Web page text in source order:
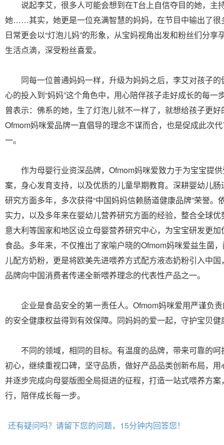
说起李艾，很多人可能会想到在T台上自信夺目的她，主
她……其实，她更是一位充满智慧的妈妈，在节目中输出了很
日常更会以“灯泡儿妈”的形象，从宝妈视角出发和粉丝们分享
生活点滴，深受粉丝喜爱。
同每一位普通妈妈一样，升级为妈妈之后，李艾对孩子的
心的投入到“妈妈”这个角色中，用心陪伴孩子走好成长的每一
曾表示：佛系的她，生了灯泡儿就不一样了，就想给孩子更
Ofmom妈咪爱品牌一直倡导的理念不谋而合，也是促成此次
一。
作为母婴行业资深品牌，Ofmom妈咪爱致力于为宝宝提供
案，身心发育支持，以及优质的儿童早期教育。深耕婴幼儿
研究方面多年，多次获得“中国妈妈信赖肠道健康品牌”荣誉。
实力，以及多年来在婴幼儿营养研究方面的经验，整合全球
意大利等国家和地区设立母婴营养研究中心，为宝宝研发更
食品。多年来，不仅推出了家喻户晓的Ofmom妈咪爱益生菌
儿配方奶粉，更是将欧美先进喂养方式配方液态奶粉引入中
品牌向中国消费者传递全新喂养理念的代表性产品之一。
企业是食品安全的第一责任人。Ofmom妈咪爱用严谨负责
的安全健康权益得到有效保障。同妈妈的爱一起，守护宝贝健
不同的领域，相同的目标。有温度的品牌，带来可靠的呵
初心，继续重视口碑，坚守品质，做好产品品类创新布局，
并逐步完成向母婴版图全局挺进的征程，打造一站式喂养方
行，陪伴成长每一步。
还有疑问吗？请留下您的问题，15分钟内回答您！